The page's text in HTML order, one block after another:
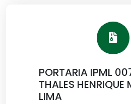
PORTARIA IPML
THALES HENRIQUE
LIMA